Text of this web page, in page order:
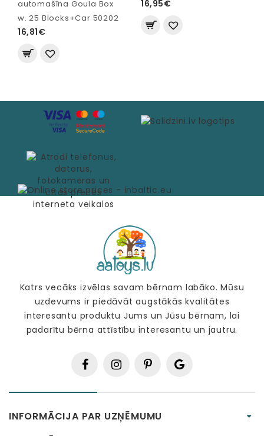
automašīna Goula Box
w. 25 Blocks+Car 50202
16,81€
16,95€
Katrs vecāks izvēlas savam bērnam labāko. Mūsu
uzdevums ir piedāvāt augstākās kvalitātes
interesantu produktu Jums un Jūsu bērnam, lai
padarītu bērna attīstību interesantu un jautru.
INFORMĀCIJA PAR UZŅĒMUMU